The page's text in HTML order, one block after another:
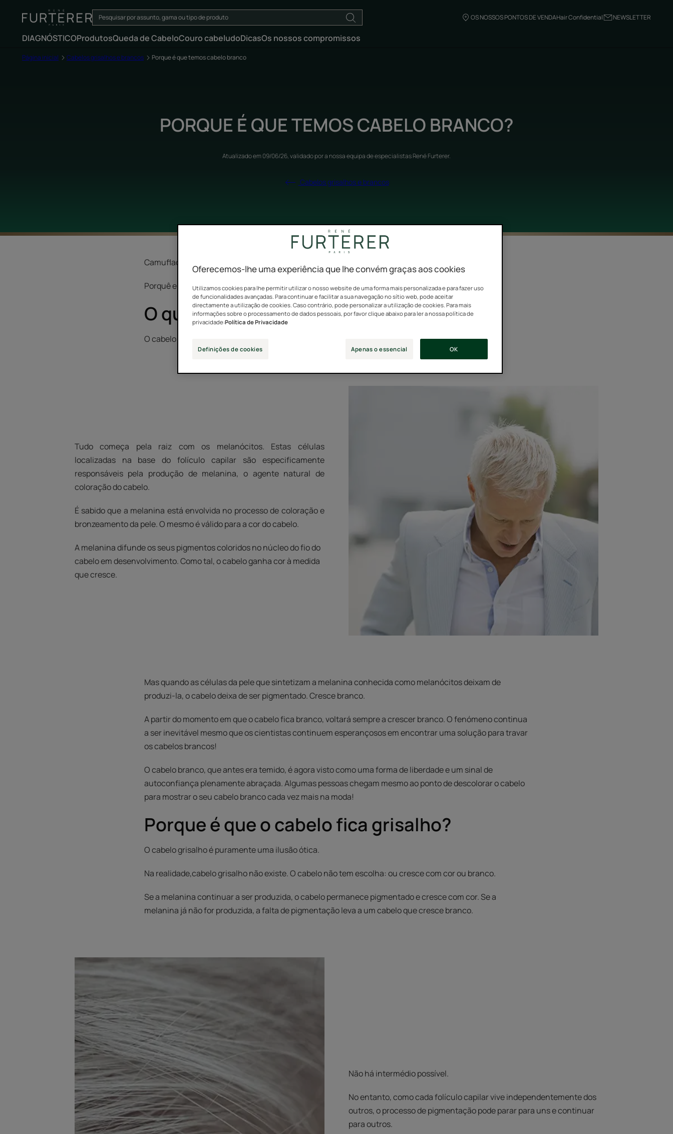
OS NOSSOS PONTOS DE VENDAHair Confidential NEWSLETTER
DIAGNÓSTICOProdutosQueda de CabeloCouro cabeludoDicasOs nossos compromissos
Página inicial Cabelos grisalhos e brancos Porque é que temos cabelo branco
PORQUE É QUE TEMOS CABELO BRANCO?
Atualizado em09/06/26, validado pora nossa equipa de especialistas René Furterer.
Cabelos grisalhos e brancos
Camuflado ou aceite, o cabelo branco por vezes brinca com a nossa cabeça!
Porquê e como é que isso nos acontece?
O que é o cabelo branco?
O cabelo branco é simplesmente o cabelo que já não produz cor.
Tudo começa pela raiz com os melanócitos. Estas células
localizadas na base do folículo capilar são especificamente
responsáveis pela produção de melanina, o agente natural de
coloração do cabelo.
É sabido que a melanina está envolvida no processo de coloração e
bronzeamento da pele. O mesmo é válido para a cor do cabelo.
A melanina difunde os seus pigmentos coloridos no núcleo do fio do
cabelo em desenvolvimento. Como tal, o cabelo ganha cor à medida
que cresce.
Mas quando as células da pele que sintetizam a melanina conhecida como melanócitos deixam de
produzi-la, o cabelo deixa de ser pigmentado. Cresce branco.
A partir do momento em que o cabelo fica branco, voltará sempre a crescer branco. O fenómeno continua
a ser inevitável mesmo que os cientistas continuem esperançosos em encontrar uma solução para travar
os cabelos brancos!
O cabelo branco, que antes era temido, é agora visto como uma forma de liberdade e um sinal de
autoconfiança plenamente abraçada. Algumas pessoas chegam mesmo ao ponto de descolorar o cabelo
para mostrar o seu cabelo branco cada vez mais na moda!
Porque é que o cabelo fica grisalho?
O cabelo grisalho é puramente uma ilusão ótica.
Na realidade,cabelo grisalho não existe. O cabelo não tem escolha: ou cresce com cor ou branco.
Se a melanina continuar a ser produzida, o cabelo permanece pigmentado e cresce com cor. Se a
melanina já não for produzida, a falta de pigmentação leva a um cabelo que cresce branco.
Não há intermédio possível.
No entanto, como cada folículo capilar vive independentemente dos
outros, o processo de pigmentação pode parar para uns e continuar
para outros.
Oferecemos-lhe uma experiência que lhe convém graças aos cookies
Utilizamos cookies para lhe permitir utilizar o nosso website de uma forma mais personalizada e para fazer uso
de funcionalidades avançadas. Para continuar e facilitar a sua navegação no sítio web, pode aceitar
directamente a utilização de cookies. Caso contrário, pode personalizar a utilização de cookies. Para mais
informações sobre o processamento de dados pessoais, por favor clique abaixo para ler a nossa política de
privacidade:Política de Privacidade
Definições de cookies Apenas o essencial OK